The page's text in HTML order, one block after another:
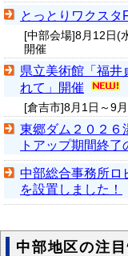
とっとりワクスタ
[中部会場]8月12日(
開催
県立美術館「福
れて」開催
[倉吉市]8月1日～9
東郷ダム２０２６
トアップ期間終了
中部総合事務所ロ
を設置しました！
中部地区の注